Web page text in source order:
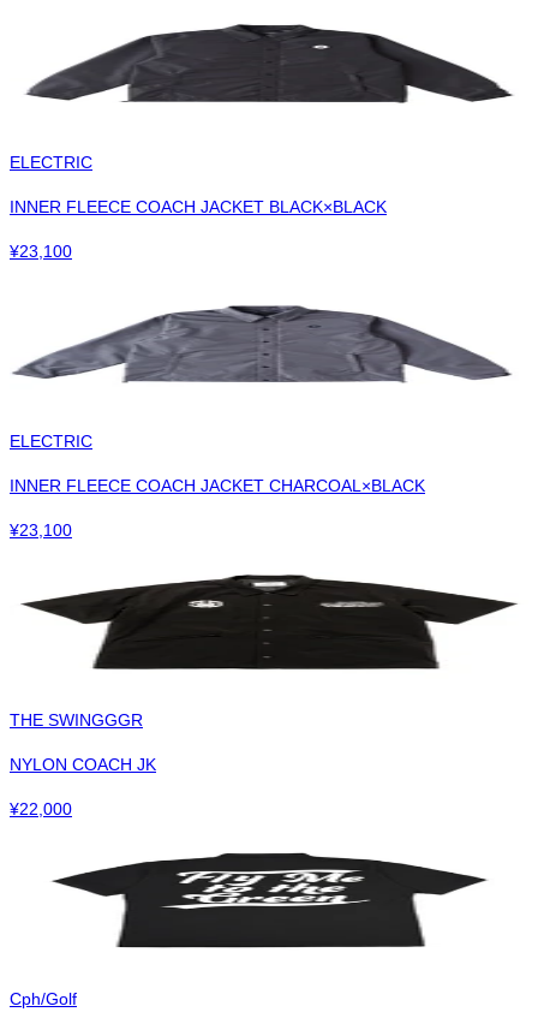
ELECTRIC
INNER FLEECE COACH JACKET BLACK×BLACK
¥23,100
ELECTRIC
INNER FLEECE COACH JACKET CHARCOAL×BLACK
¥23,100
THE SWINGGGR
NYLON COACH JK
¥22,000
Cph/Golf